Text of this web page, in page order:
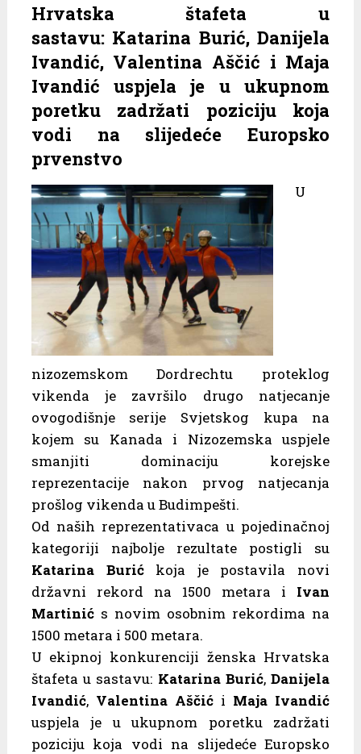
Hrvatska štafeta u
sastavu: Katarina Burić, Danijela
Ivandić, Valentina Aščić i Maja
Ivandić uspjela je u ukupnom
poretku zadržati poziciju koja
vodi na slijedeće Europsko
prvenstvo
U
nizozemskom Dordrechtu proteklog
vikenda je završilo drugo natjecanje
ovogodišnje serije Svjetskog kupa na
kojem su Kanada i Nizozemska uspjele
smanjiti dominaciju korejske
reprezentacije nakon prvog natjecanja
prošlog vikenda u Budimpešti.
Od naših reprezentativaca u pojedinačnoj
kategoriji najbolje rezultate postigli su
Katarina Burićkoja je postavila novi
državni rekord na 1500 metara i Ivan
Martinićs novim osobnim rekordima na
1500 metara i 500 metara.
U ekipnoj konkurenciji ženska Hrvatska
štafeta u sastavu: Katarina Burić,Danijela
Ivandić, Valentina Aščići Maja Ivandić
uspjela je u ukupnom poretku zadržati
poziciju koja vodi na slijedeće Europsko